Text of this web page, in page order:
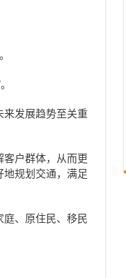
来发展趋势至关重
户群体，从而更
规划交通，满足
庭、原住民、移民